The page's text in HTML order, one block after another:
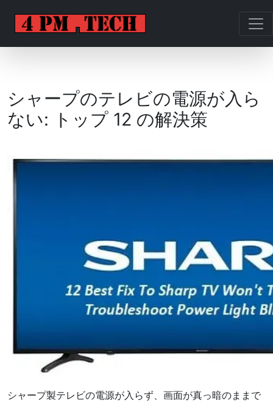
シャープのテレビの電源が入ら
ない: トップ 12 の解決策
シャープ製テレビの電源が入らず、画面が真っ暗のままで